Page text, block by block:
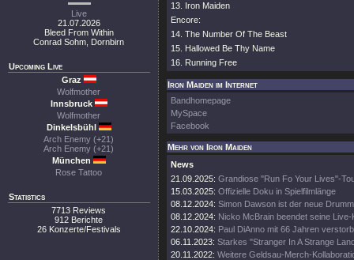
Live
21.07.2026
Bleed From Within
Conrad Sohm, Dornbirn
Upcoming Live
Graz
Wolfmother
Innsbruck
Wolfmother
Dinkelsbühl
Arch Enemy (+21)
Arch Enemy (+21)
München
Rose Tattoo
Statistics
7713 Reviews
912 Berichte
26 Konzerte/Festivals
13. Iron Maiden
Encore:
14. The Number Of The Beast
15. Hallowed Be Thy Name
16. Running Free
Iron Maiden im Internet
Bandhomepage
MySpace
Facebook
Mehr von Iron Maiden
News
21.09.2025: Grandiose "Run Fo Your Lives"-
15.03.2025: Offizielle Doku in Spielfilmlänge
08.12.2024: Simon Dawson ist der neue
08.12.2024: Nicko McBrain beendet seine Live-
22.10.2024: Paul DiAnno mit 66 Jahren
06.11.2023: Starkes "Stranger In A Strange
20.11.2022: Weitere Geldsau-Merch-